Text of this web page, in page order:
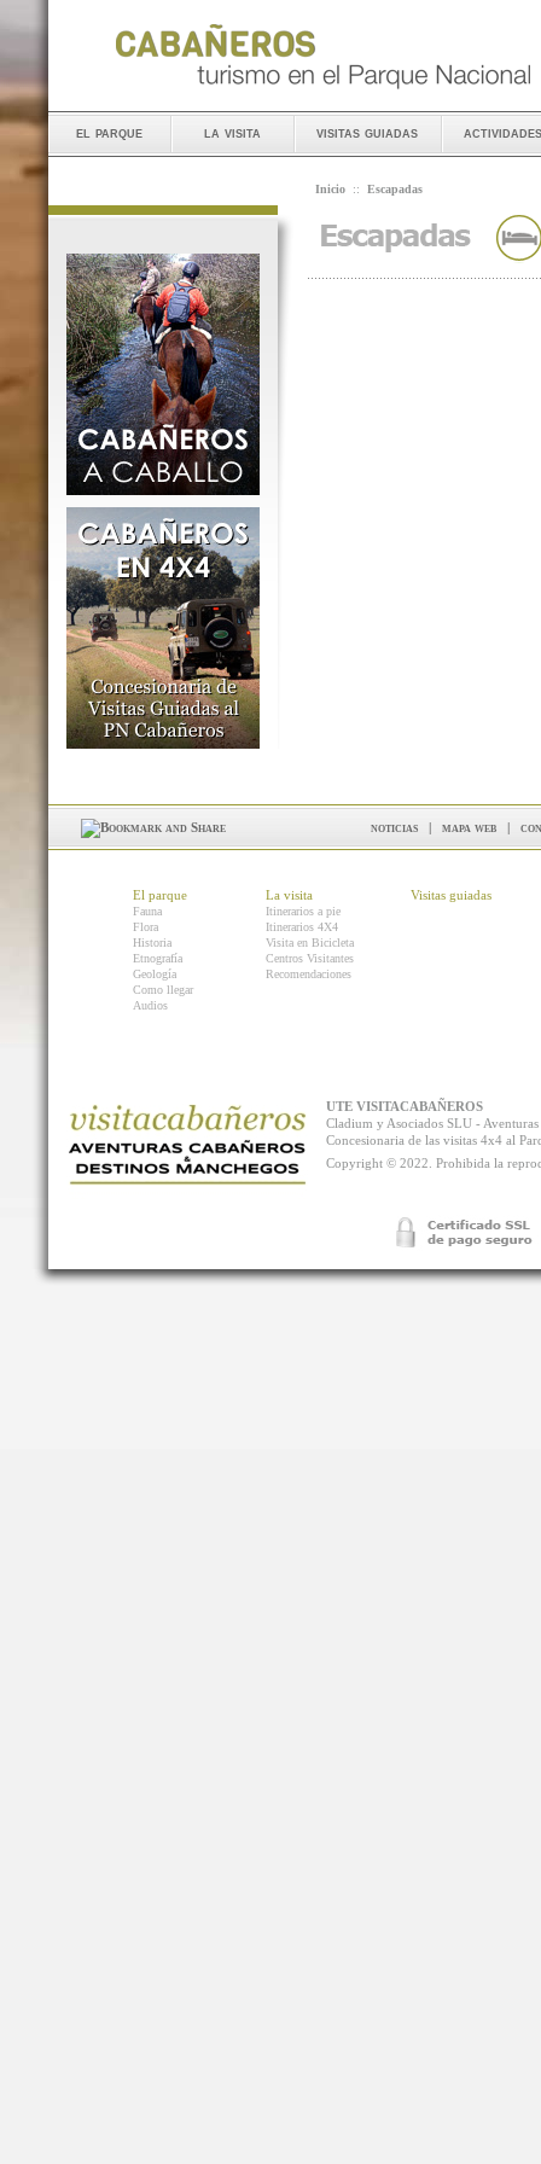
el parque la visita visitas guiadas actividades
Inicio :: Escapadas
noticias | mapa web |
El parque
Fauna
Flora
Historia
Etnografía
Geología
Como llegar
Audios
La visita
Itinerarios a pie
Itinerarios 4X4
Visita en Bicicleta
Centros Visitantes
Recomendaciones
Visitas guiadas
UTE VISITACABAÑEROS
Cladium y Asociados SLU -
Concesionaria de las visitas 4x4 al
Copyright © 2022. Prohibida la